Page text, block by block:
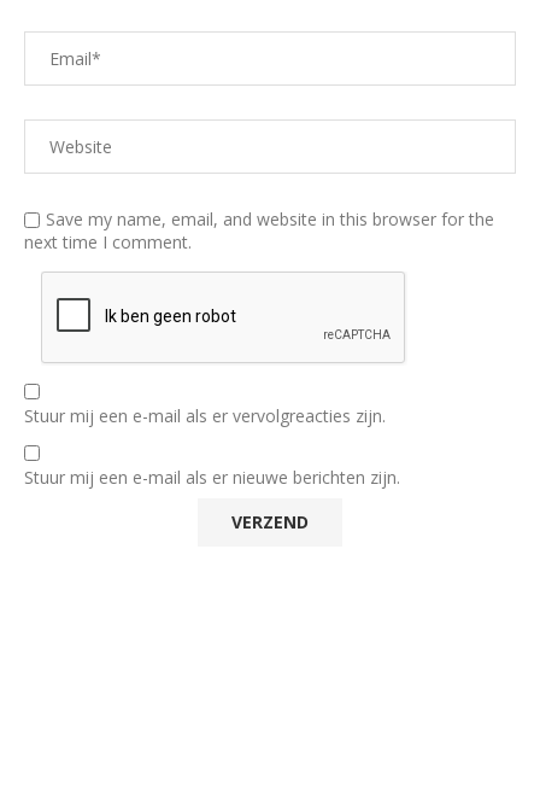
Save my name, email, and website in this browser for the
next time I comment.
Stuur mij een e-mail als er vervolgreacties zijn.
Stuur mij een e-mail als er nieuwe berichten zijn.